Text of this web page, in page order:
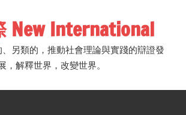
New International
另類的，推動社會理論與實踐的辯證發
，解釋世界，改變世界。